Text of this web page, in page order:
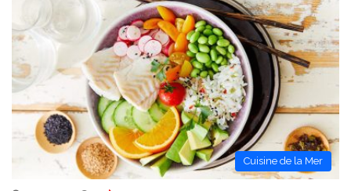
Cuisine de la Mer